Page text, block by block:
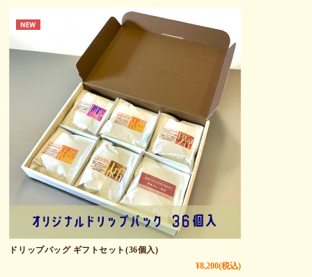
ドリップバッグ ギフトセット(36個入)
¥8,200(税込)